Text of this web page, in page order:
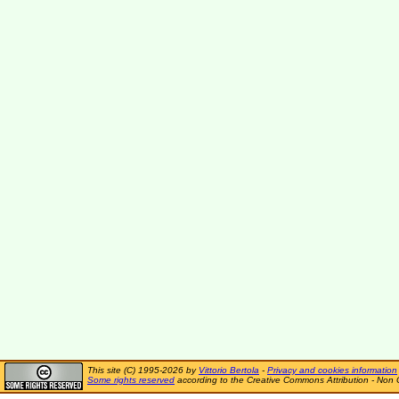
This site (C) 1995-2026 by Vittorio Bertola - Privacy and cookies information
Some rights reserved according to the Creative Commons Attribution - Non